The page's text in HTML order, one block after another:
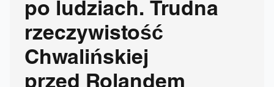
po ludziach. Trudna
rzeczywistość
Chwalińskiej